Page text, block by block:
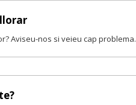
Aviseu-nos si veieu cap problema.